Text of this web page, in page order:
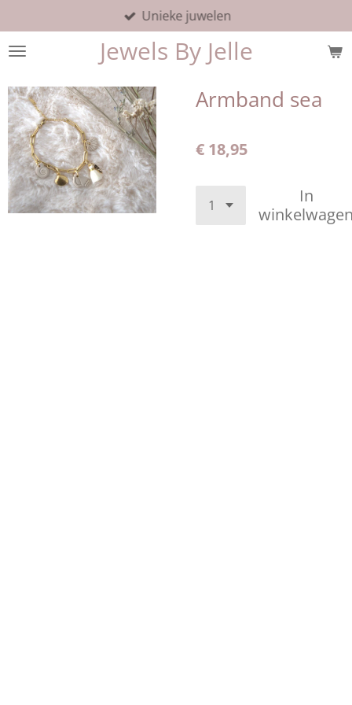
direct
naar
hoofdinhoud
Jewels By Jelle
Unieke juwelen
Armband sea
€ 18,95
In